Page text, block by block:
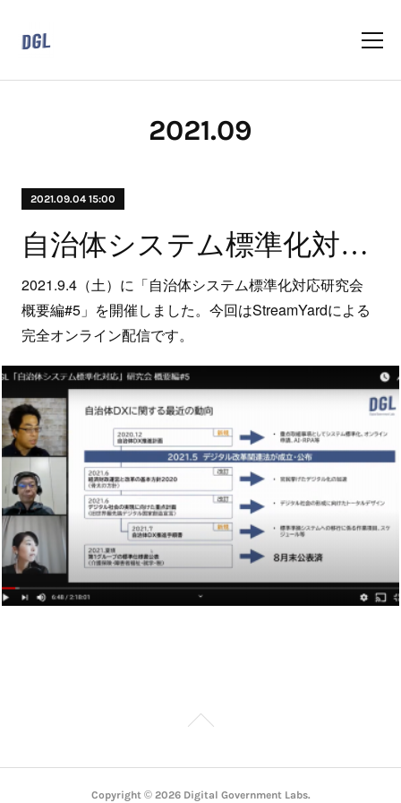
2021.09
2021.09.04 15:00
自治体システム標準化対応研究会 概要編#5 を開催しました
2021.9.4（土）に「自治体システム標準化対応研究会
概要編#5」を開催しました。今回はStreamYardによる
完全オンライン配信です。
Copyright © 2026 Digital Government Labs.